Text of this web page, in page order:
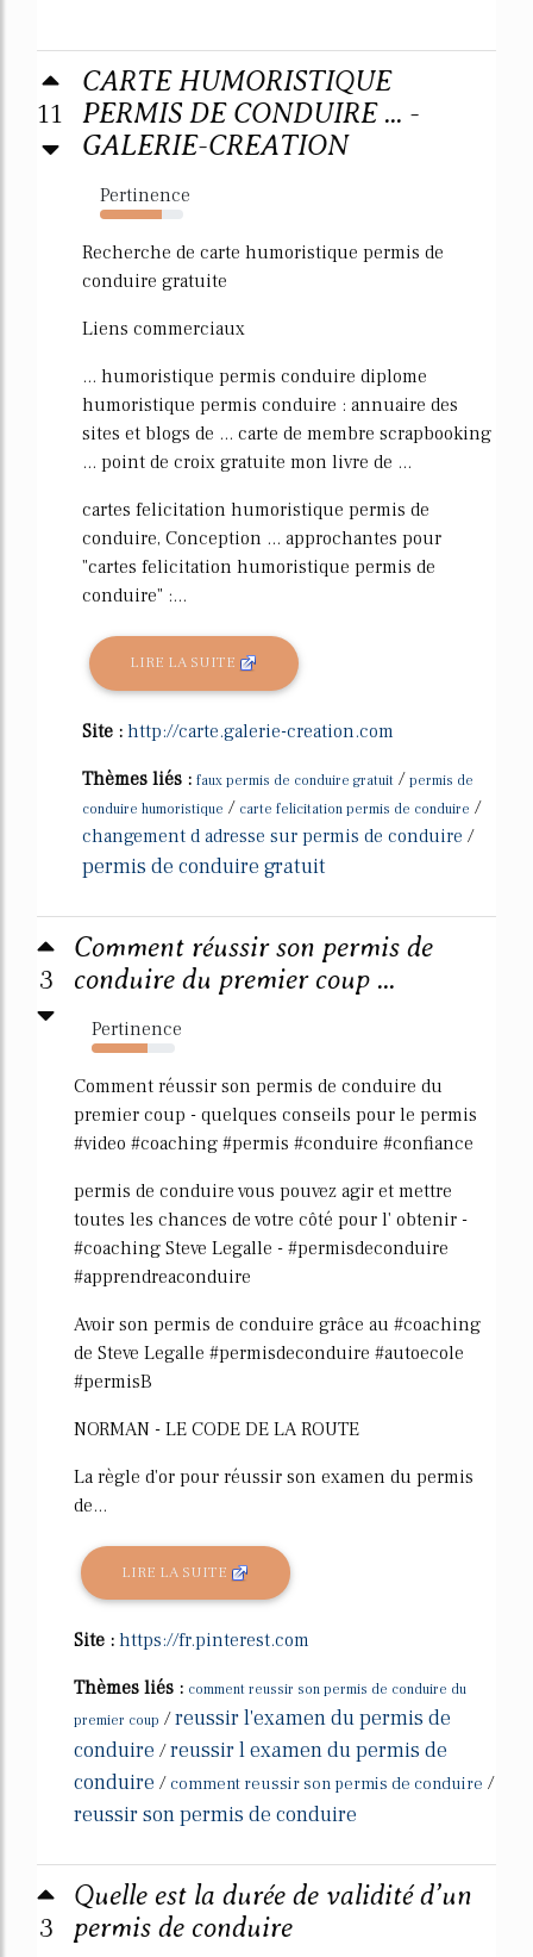
11
CARTE HUMORISTIQUE
PERMIS DE CONDUIRE ... -
GALERIE-CREATION
Pertinence
74%
Recherche de carte humoristique permis de
conduire gratuite
Liens commerciaux
... humoristique permis conduire diplome
humoristique permis conduire : annuaire des
sites et blogs de ... carte de membre scrapbooking
... point de croix gratuite mon livre de ...
cartes felicitation humoristique permis de
conduire, Conception ... approchantes pour
"cartes felicitation humoristique permis de
conduire" :...
LIRE LA SUITE
Site : http://carte.galerie-creation.com
Thèmes liés : faux permis de conduire gratuit / permis de
conduire humoristique / carte felicitation permis de conduire /
changement d adresse sur permis de conduire /
permis de conduire gratuit
3
Comment réussir son permis de
conduire du premier coup ...
Pertinence
67%
Comment réussir son permis de conduire du
premier coup - quelques conseils pour le permis
#video #coaching #permis #conduire #confiance
permis de conduire vous pouvez agir et mettre
toutes les chances de votre côté pour l' obtenir -
#coaching Steve Legalle - #permisdeconduire
#apprendreaconduire
Avoir son permis de conduire grâce au #coaching
de Steve Legalle #permisdeconduire #autoecole
#permisB
NORMAN - LE CODE DE LA ROUTE
La règle d'or pour réussir son examen du permis
de...
LIRE LA SUITE
Site : https://fr.pinterest.com
Thèmes liés : comment reussir son permis de conduire du
premier coup /reussir l'examen du permis de
conduire /reussir l examen du permis de
conduire / comment reussir son permis de conduire /
reussir son permis de conduire
3
Quelle est la durée de validité d’un
permis de conduire